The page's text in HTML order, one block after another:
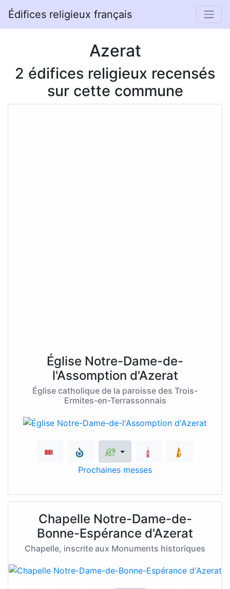
Édifices religieux français
Azerat
2 édifices religieux recensés
sur cette commune
Église Notre-Dame-de-
l'Assomption d'Azerat
Église catholique de la paroisse des Trois-
Ermites-en-Terrassonnais
Prochaines messes
Chapelle Notre-Dame-de-
Bonne-Espérance d'Azerat
Chapelle, inscrite aux Monuments historiques